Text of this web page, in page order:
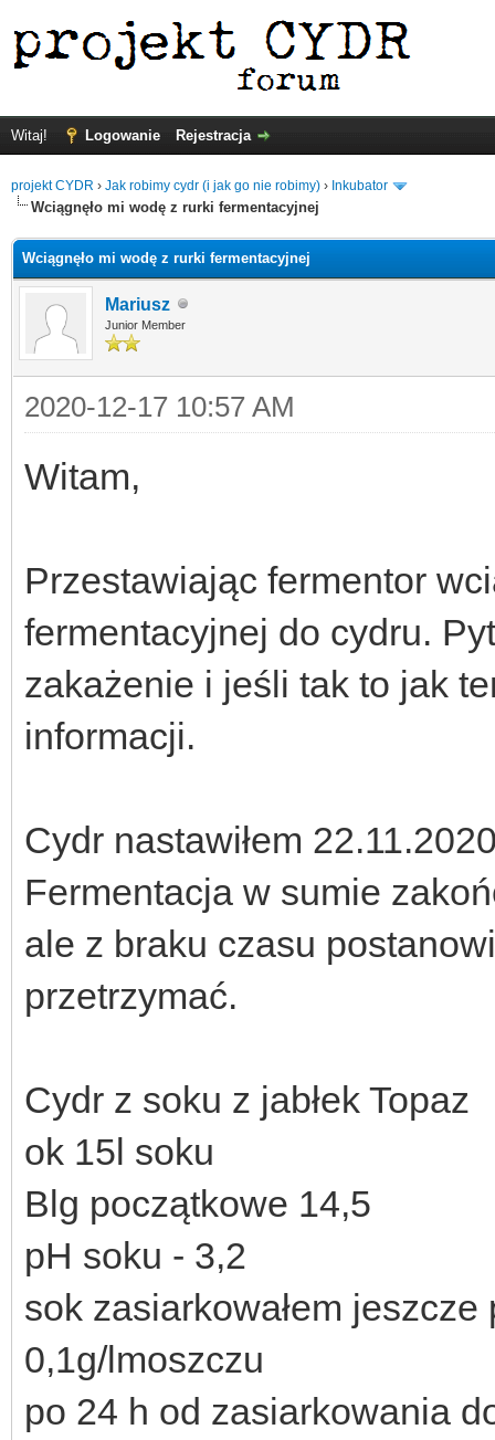
Witaj! Logowanie Rejestracja
projekt CYDR › Jak robimy cydr (i jak go nie robimy) › Inkubator
Wciągnęło mi wodę z rurki fermentacyjnej
Wciągnęło mi wodę z rurki fermentacyjnej
Mariusz
Junior Member
2020-12-17 10:57 AM
Witam,
Przestawiając fermentor
fermentacyjnej do cydru.
zakażenie i jeśli tak to jak
informacji.
Cydr nastawiłem
Fermentacja w sumie
ale z braku czasu
przetrzymać.
Cydr z soku z jabłek Topaz
ok 15l soku
Blg początkowe 14,5
pH soku - 3,2
sok zasiarkowałem
0,1g/lmoszczu
po 24 h od zasiarkowania